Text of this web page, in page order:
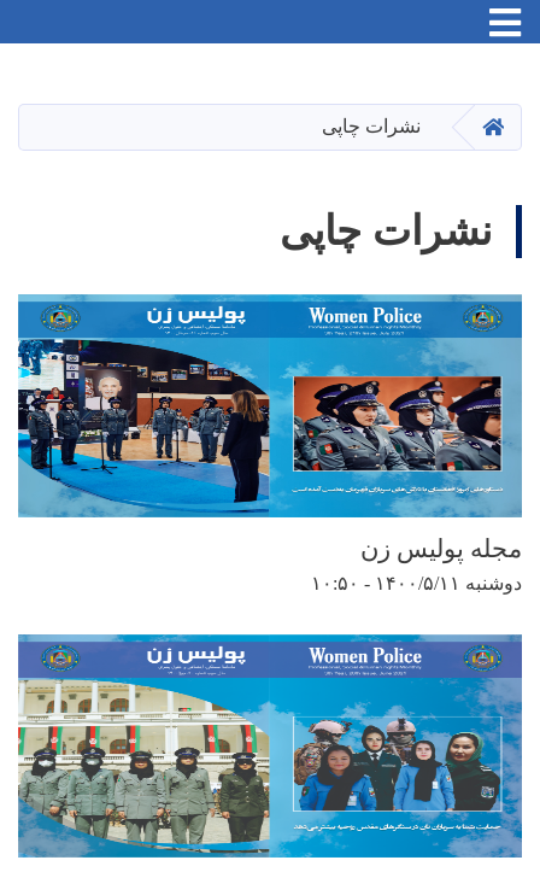
content
Toggle navigation
HOME نشرات چاپی
نشرات چاپی
مجله پولیس زن
دوشنبه ۱۴۰۰/۵/۱۱ - ۱۰:۵۰